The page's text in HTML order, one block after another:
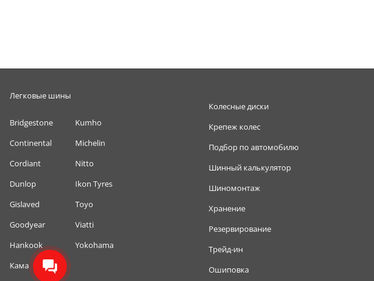
Легковые шины
Bridgestone
Continental
Cordiant
Dunlop
Gislaved
Goodyear
Hankook
Кама
Kumho
Michelin
Nitto
Ikon Tyres
Toyo
Viatti
Yokohama
Колесные диски
Крепеж колес
Подбор по автомобилю
Шинный калькулятор
Шиномонтаж
Хранение
Резервирование
Трейд-ин
Ошиповка